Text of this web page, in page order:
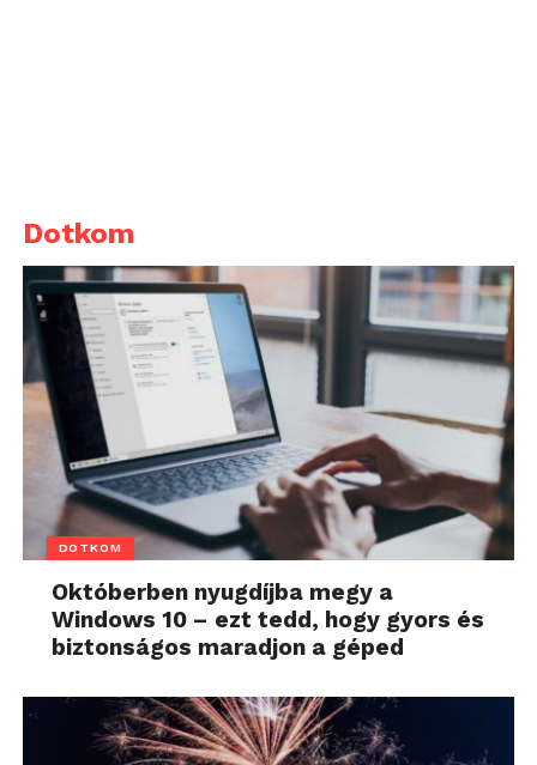
Dotkom
DOTKOM
Októberben nyugdíjba megy a
Windows 10 – ezt tedd, hogy gyors és
biztonságos maradjon a géped